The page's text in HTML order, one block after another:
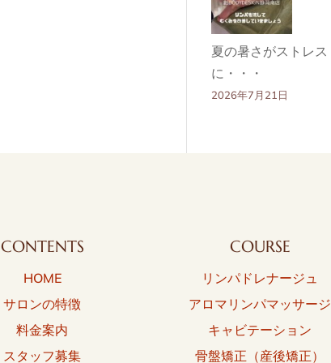
夏の暑さがストレス
に・・・
2026年7月21日
CONTENTS
HOME
サロンの特徴
料金案内
スタッフ募集
COURSE
リンパドレナージュ
アロマリンパマッサージ
キャビテーション
骨盤矯正（産後矯正）